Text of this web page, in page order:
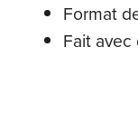
Format
Fait avec